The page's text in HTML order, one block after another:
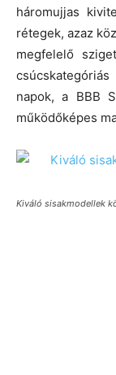
háromujjas
rétegek, azaz
megfelelő
napok, a BBB
működőképes
Kiváló sisakmodellek